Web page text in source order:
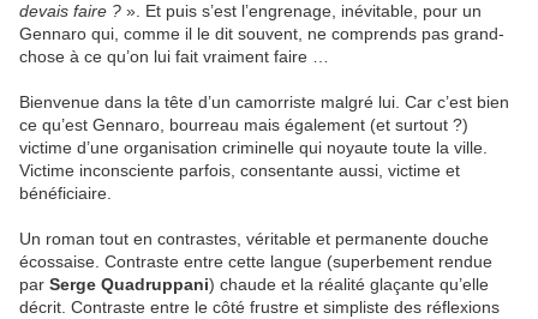
devais faire ? ». Et puis s’est l’engrenage, inévitable, pour un
Gennaro qui, comme il le dit souvent, ne comprends pas grand-
chose à ce qu’on lui fait vraiment faire …
Bienvenue dans la tête d’un camorriste malgré lui. Car c’est bien
ce qu’est Gennaro, bourreau mais également (et surtout ?)
victime d’une organisation criminelle qui noyaute toute la ville.
Victime inconsciente parfois, consentante aussi, victime et
bénéficiaire.
Un roman tout en contrastes, véritable et permanente douche
écossaise. Contraste entre cette langue (superbement rendue
par Serge Quadruppani) chaude et la réalité glaçante qu’elle
décrit. Contraste entre le côté frustre et simpliste des réflexions